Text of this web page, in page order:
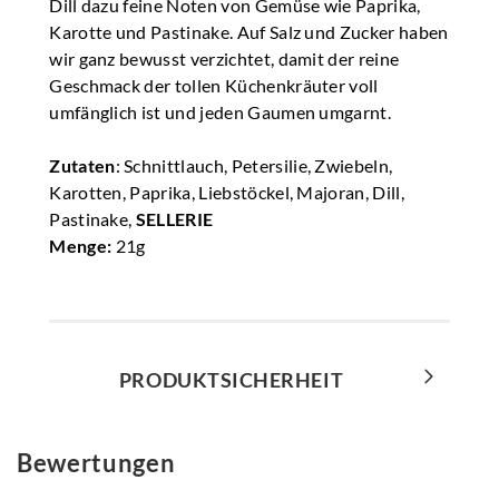
Dill dazu feine Noten von Gemüse wie Paprika,
Karotte und Pastinake. Auf Salz und Zucker haben
wir ganz bewusst verzichtet, damit der reine
Geschmack der tollen Küchenkräuter voll
umfänglich ist und jeden Gaumen umgarnt.
Zutaten: Schnittlauch, Petersilie, Zwiebeln,
Karotten, Paprika, Liebstöckel, Majoran, Dill,
Pastinake, SELLERIE
Menge: 21g
PRODUKTSICHERHEIT
Bewertungen